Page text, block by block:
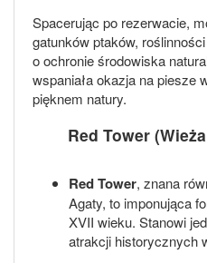
Spacerując po rezerwacie,
gatunków ptaków,
o ochronie środowiska
wspaniała okazja na piesze
pięknem natury.
Red Tower
Red Tower, znana
Agaty, to imponująca
XVII wieku. Stanowi
atrakcji historycznych